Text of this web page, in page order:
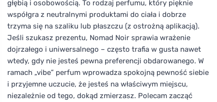
głębią i osobowością. To rodzaj perfumu, który pięknie
współgra z neutralnymi produktami do ciała i dobrze
trzyma się na szaliku lub płaszczu (z ostrożną aplikacją).
Jeśli szukasz prezentu, Nomad Noir sprawia wrażenie
dojrzałego i uniwersalnego – często trafia w gusta nawet
wtedy, gdy nie jesteś pewna preferencji obdarowanego. W
ramach „vibe” perfum wprowadza spokojną pewność siebie
i przyjemne uczucie, że jesteś na właściwym miejscu,
niezależnie od tego, dokąd zmierzasz. Polecam zacząć